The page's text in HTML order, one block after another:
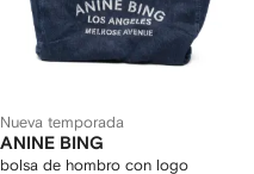
Nueva temporada
ANINE BING
bolsa de hombro con logo